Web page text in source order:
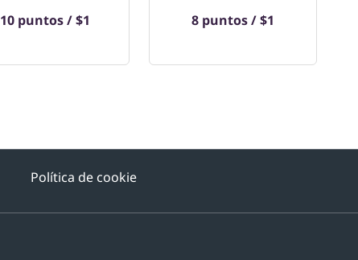
10 puntos / $1 8 puntos / $1
Política de cookie